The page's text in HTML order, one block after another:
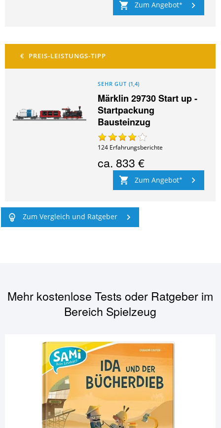
Zum Angebot
SEHR GUT (1,4)
Märklin 29730 Start up ‐
Startpackung
Bausteinzug
124 Erfahrungsberichte
ca. 833 €
Zum Angebot
Zum Vergleich und Ratgeber
Mehr kostenlose Tests oder Ratgeber im
Bereich Spielzeug